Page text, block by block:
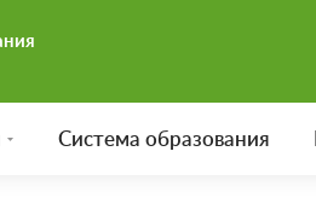
Система образования